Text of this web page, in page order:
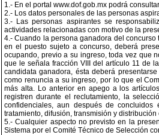
1.- En el portal www.dof.gob.mx podrá
2.- Los datos personales de las personas
3.- Las personas aspirantes se
actividades relacionadas con motivo de la
4.- Cuando la persona ganadora del
en el puesto sujeto a concurso, deberá
ocupando, previo a su ingreso, toda vez que
que le señala fracción VIII del artículo 11 de
candidata ganadora, ésta deberá
como renuncia a su ingreso, por lo que el
más alta. Lo anterior en apego a los
registren durante el reclutamiento, la
confidenciales, aun después de
tratamiento, difusión, transmisión y
5.- Cualquier aspecto no previsto en la
Sistema por el Comité Técnico de Selección